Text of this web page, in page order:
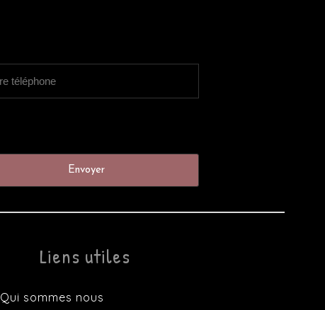
Liens utiles
Qui sommes nous